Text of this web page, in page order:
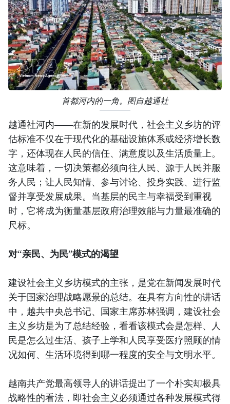
首都河内的一角。图自越通社
越通社河内——在新的发展时代，社会主义乡坊的评
估标准不仅在于现代化的基础设施体系或经济增长数
字，还体现在人民的信任、满意度以及生活质量上。
这意味着，一切决策都必须向往人民、源于人民并服
务人民；让人民知情、参与讨论、投身实践、进行监
督并享受发展成果。当基层的民主与幸福受到重视
时，它将成为衡量基层政府治理效能与力量最准确的
尺标。
对“亲民、为民”模式的渴望
建设社会主义乡坊模式的主张，是党在新闻发展时代
关于国家治理战略愿景的总结。在具有方向性的讲话
中，越共中央总书记、国家主席苏林强调，建设社会
主义乡坊是为了总结经验，看看该模式会是怎样、人
民是怎么过生活、孩子上学和人民享受医疗照顾的情
况如何、生活环境得到哪一程度的安全与文明水平。
越南共产党最高领导人的讲话提出了一个朴实却极具
战略性的看法，即社会主义必须通过各种发展模式得